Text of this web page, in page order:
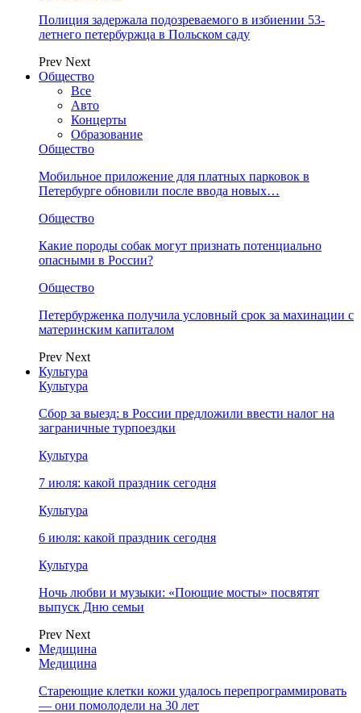
Полиция задержала подозреваемого в избиении 53-
летнего петербуржца в Польском саду
Prev Next
Общество
Все
Авто
Концерты
Образование
Общество
Мобильное приложение для платных парковок в
Петербурге обновили после ввода новых…
Общество
Какие породы собак могут признать потенциально
опасными в России?
Общество
Петербурженка получила условный срок за махинации с
материнским капиталом
Prev Next
Культура
Культура
Сбор за выезд: в России предложили ввести налог на
заграничные турпоездки
Культура
7 июля: какой праздник сегодня
Культура
6 июля: какой праздник сегодня
Культура
Ночь любви и музыки: «Поющие мосты» посвятят
выпуск Дню семьи
Prev Next
Медицина
Медицина
Стареющие клетки кожи удалось перепрограммировать
— они помолодели на 30 лет